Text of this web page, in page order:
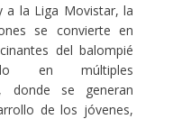
a la Liga Movistar, la
se convierte en
del balompié
en múltiples
donde se generan
de los jóvenes,